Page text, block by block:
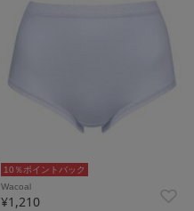
10％ポイントバック
Wacoal
¥1,210